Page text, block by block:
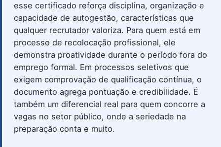
esse certificado reforça disciplina, organização e
capacidade de autogestão, características que
qualquer recrutador valoriza. Para quem está em
processo de recolocação profissional, ele
demonstra proatividade durante o período fora do
emprego formal. Em processos seletivos que
exigem comprovação de qualificação contínua, o
documento agrega pontuação e credibilidade. É
também um diferencial real para quem concorre a
vagas no setor público, onde a seriedade na
preparação conta e muito.